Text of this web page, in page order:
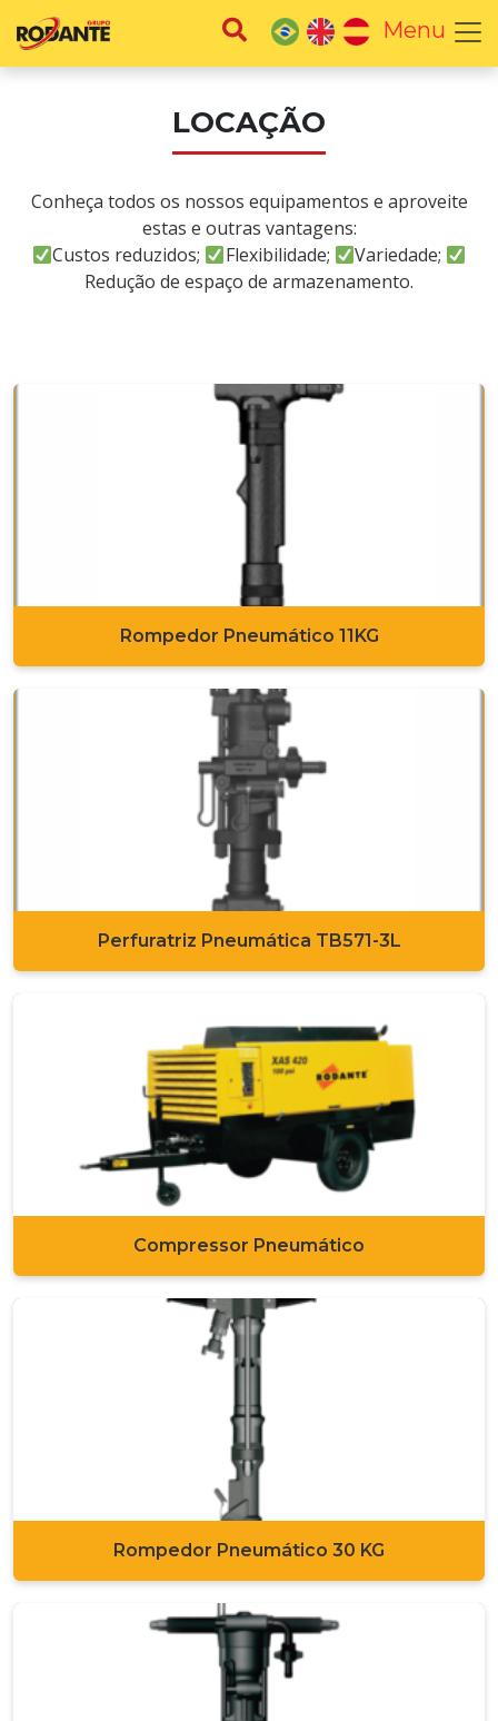
Menu
LOCAÇÃO
Conheça todos os nossos equipamentos e aproveite
estas e outras vantagens:
Custos reduzidos;
Flexibilidade;
Variedade;
Redução de espaço de armazenamento.
Rompedor Pneumático 11KG
Perfuratriz Pneumática TB571-3L
Compressor Pneumático
Rompedor Pneumático 30 KG